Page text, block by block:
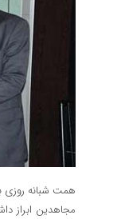
همت شبانه روزی
مجاهدین ابراز